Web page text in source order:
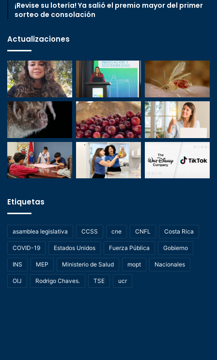
¡Revise su lotería! Ya salió el premio mayor del primer
sorteo de consolación
Actualizaciones
Etiquetas
asamblea legislativa CCSS cne CNFL Costa Rica
COVID-19 Estados Unidos Fuerza Pública Gobierno
INS MEP Ministerio de Salud mopt Nacionales
OIJ Rodrigo Chaves. TSE ucr